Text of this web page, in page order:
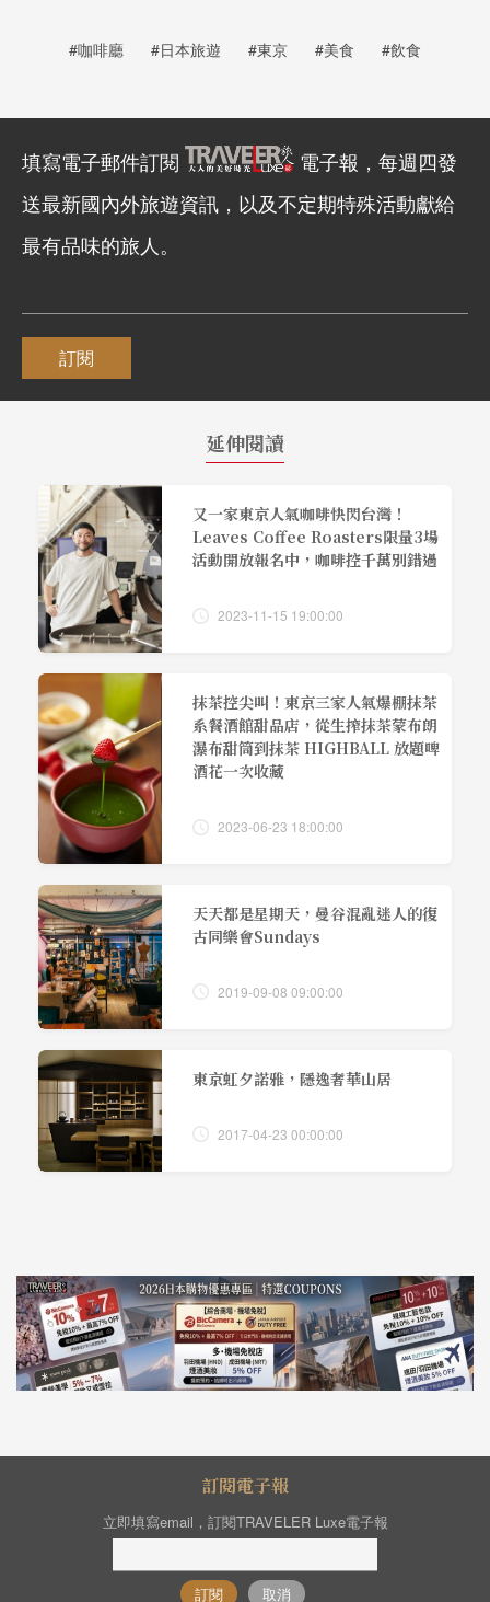
#咖啡廳 #日本旅遊 #東京 #美食 #飲食
填寫電子郵件訂閱
電子報，每週四發
送最新國內外旅遊資訊，以及不定期特殊活動獻給
最有品味的旅人。
訂閱
延伸閱讀
又一家東京人氣咖啡快閃台灣！
Leaves Coffee Roasters限量3場
活動開放報名中，咖啡控千萬別錯過
2023-11-15 19:00:00
抹茶控尖叫！東京三家人氣爆棚抹茶
系餐酒館甜品店，從生搾抹茶蒙布朗
瀑布甜筒到抹茶 HIGHBALL 放題啤
酒花一次收藏
2023-06-23 18:00:00
天天都是星期天，曼谷混亂迷人的復
古同樂會Sundays
2019-09-08 09:00:00
東京虹夕諾雅，隱逸奢華山居
2017-04-23 00:00:00
訂閱電子報
立即填寫email，訂閱TRAVELER Luxe電子報
訂閱 取消